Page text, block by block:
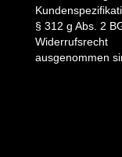
§ 312 g Abs. 2
Widerrufsrecht
ausgenommen